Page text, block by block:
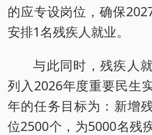
的应专设岗位，确保
安排1名残疾人就业。
与此同时，残疾人
列入2026年度重要民生
年的任务目标为：新增
位2500个，为5000名残